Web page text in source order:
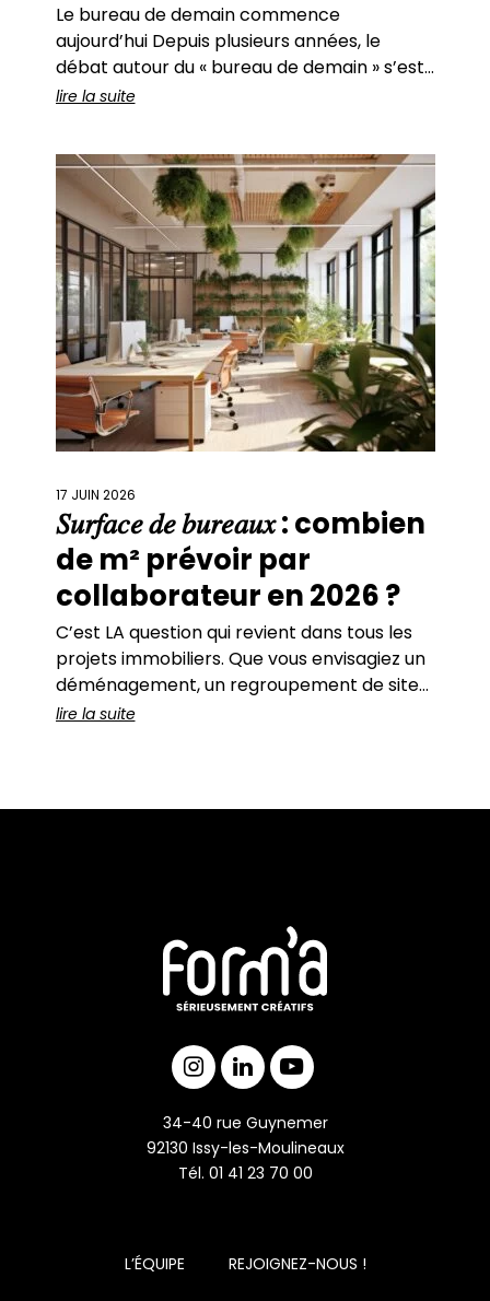
Le bureau de demain commence
aujourd’hui Depuis plusieurs années, le
débat autour du « bureau de demain » s’est
imposé dans les réflexions des entreprises.
nouveaux usages… autant de mutations qui
transforment simultanément les modes
lire la suite
17 JUIN 2026
𝑆𝑢𝑟𝑓𝑎𝑐𝑒 𝑑𝑒 𝑏𝑢𝑟𝑒𝑎𝑢𝑥 : combien
de m² prévoir par
collaborateur en 2026 ?
C’est LA question qui revient dans tous les
projets immobiliers. Que vous envisagiez un
déménagement, un regroupement de sites,
une renégociation de bail ou simplement un
lire la suite
34-40 rue Guynemer
92130 Issy-les-Moulineaux
Tél. 01 41 23 70 00
L’ÉQUIPE REJOIGNEZ-NOUS !